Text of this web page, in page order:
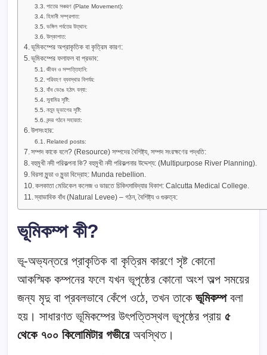
পাতের সঞ্চরণ (Plate Movement):
হিমানী সম্প্রপাত:
ভঙ্গিল পর্বতের উত্থান:
উল্কাপাত:
ভূমিকম্পের অপ্রাকৃতিক বা কৃত্রিম কারণ:
ভূমিকম্পের ফলাফল বা প্রভাব:
জীবন ও সম্পত্তিহানি:
পরিবহণ ব্যবস্থার বিপর্যয়:
বাঁধ ভেঙে হঠাৎ বন্যা:
সুনামির সৃষ্টি:
নতুন ভূভাগের সৃষ্টি:
বন্দর গঠনে সহায়তা:
উপসংহার:
Related posts:
সম্পদ কাকে বলে? (Resource) সম্পদের বৈশিষ্ট্য, সম্পদ সংরক্ষণের পদ্ধতি:
বহুমুখী নদী পরিকল্পনা কি? বহুমুখী নদী পরিকল্পনার উদ্দেশ্য: (Multipurpose River Planning).
বিরসা মুন্ডা ও মুন্ডা বিদ্রোহ: Munda rebellion.
কলকাতা মেডিকেল কলেজ ও ভারতে চিকিৎসাবিদ্যার বিকাশ: Calcutta Medical College.
স্বাভাবিক বাঁধ (Natural Levee) – গঠন, বৈশিষ্ট্য ও গুরুত্ব:
ভূমিকম্প কী?
ভূ-অভ্যন্তরে প্রাকৃতিক বা কৃত্রিম কারণে সৃষ্ট কোনো
আকস্মিক কম্পনের ফলে যখন ভূপৃষ্ঠের কোনো অংশ অল্প সময়ের
জন্য মৃদু বা প্রবলভাবে কেঁপে ওঠে, তখন তাকে ভূমিকম্পবলা
হয়। সাধারণত ভূমিকম্পের উৎপত্তিস্থল ভূপৃষ্ঠের প্রায় ৫
থেকে ৭০০ কিলোমিটার গভীরেঅবস্থিত।